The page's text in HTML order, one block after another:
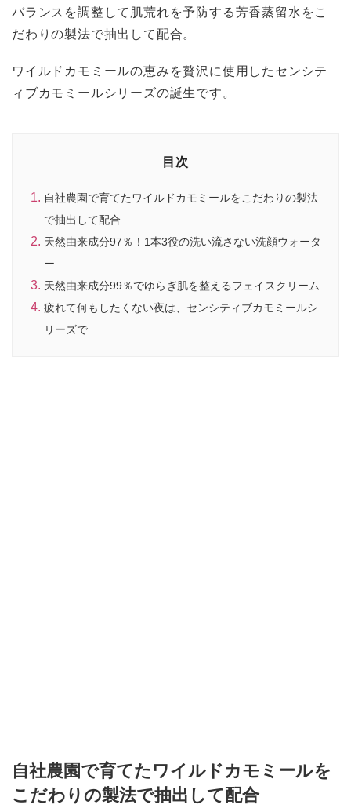
バランスを調整して肌荒れを予防する芳香蒸留水をこ
だわりの製法で抽出して配合。
ワイルドカモミールの恵みを贅沢に使用したセンシテ
ィブカモミールシリーズの誕生です。
目次
自社農園で育てたワイルドカモミールをこだわりの製法
で抽出して配合
天然由来成分97％！1本3役の洗い流さない洗顔ウォータ
ー
天然由来成分99％でゆらぎ肌を整えるフェイスクリーム
疲れて何もしたくない夜は、センシティブカモミールシ
リーズで
自社農園で育てたワイルドカモミールを
こだわりの製法で抽出して配合